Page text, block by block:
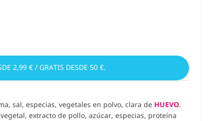
2,99 € / GRATIS DESDE 50 €.
sal, especias, vegetales en polvo, clara de HUEVO.
extracto de pollo, azúcar, especias, proteína